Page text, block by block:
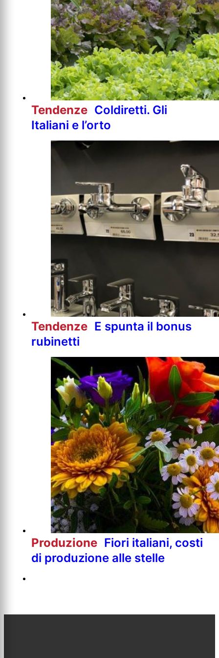
Tendenze Coldiretti. Gli
Italiani e l’orto
Tendenze E spunta il bonus
rubinetti
Produzione Fiori italiani, costi
di produzione alle stelle